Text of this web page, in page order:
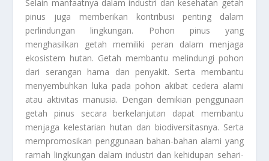
Selain manfaatnya dalam industri dan kesehatan getah
pinus juga memberikan kontribusi penting dalam
perlindungan lingkungan. Pohon pinus yang
menghasilkan getah memiliki peran dalam menjaga
ekosistem hutan. Getah membantu melindungi pohon
dari serangan hama dan penyakit. Serta membantu
menyembuhkan luka pada pohon akibat cedera alami
atau aktivitas manusia. Dengan demikian penggunaan
getah pinus secara berkelanjutan dapat membantu
menjaga kelestarian hutan dan biodiversitasnya. Serta
mempromosikan penggunaan bahan-bahan alami yang
ramah lingkungan dalam industri dan kehidupan sehari-